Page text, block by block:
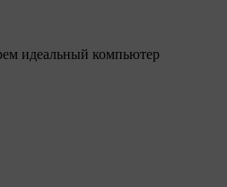
идеальный компьютер